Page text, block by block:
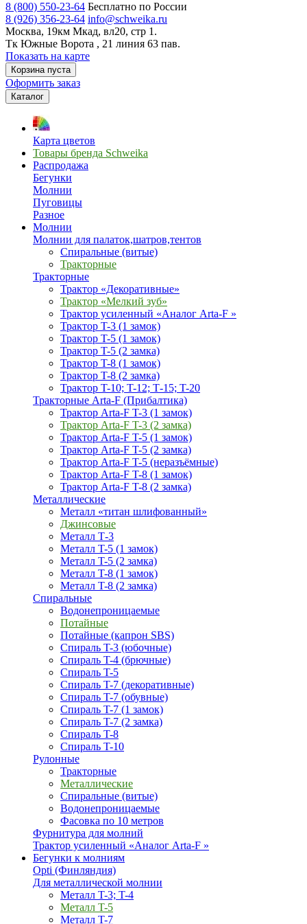
8 (800) 550-23-64 Бесплатно по России
8 (926) 356-23-64 info@schweika.ru
Москва, 19км Мкад, вл20, стр 1.
Тк Южные Ворота , 21 линия 63 пав.
Показать на карте
Корзина пуста
Оформить заказ
Каталог
Карта цветов
Товары бренда Schweika
Распродажа
Бегунки
Молнии
Пуговицы
Разное
Молнии
Молнии для палаток,шатров,тентов
Спиральные (витые)
Тракторные
Тракторные
Трактор «Декоративные»
Трактор «Мелкий зуб»
Трактор усиленный «Аналог Arta-F »
Трактор T-3 (1 замок)
Трактор T-5 (1 замок)
Трактор T-5 (2 замка)
Трактор T-8 (1 замок)
Трактор T-8 (2 замка)
Трактор T-10; T-12; Т-15; T-20
Тракторные Arta-F (Прибалтика)
Трактор Arta-F T-3 (1 замок)
Трактор Arta-F T-3 (2 замка)
Трактор Arta-F T-5 (1 замок)
Трактор Arta-F T-5 (2 замка)
Трактор Arta-F T-5 (неразъёмные)
Трактор Arta-F T-8 (1 замок)
Трактор Arta-F T-8 (2 замка)
Металлические
Металл «титан шлифованный»
Джинсовые
Металл Т-3
Металл T-5 (1 замок)
Металл T-5 (2 замка)
Металл T-8 (1 замок)
Металл T-8 (2 замка)
Спиральные
Водонепроницаемые
Потайные
Потайные (капрон SBS)
Спираль T-3 (юбочные)
Спираль T-4 (брючные)
Спираль T-5
Спираль T-7 (декоративные)
Спираль T-7 (обувные)
Спираль T-7 (1 замок)
Спираль T-7 (2 замка)
Спираль T-8
Спираль T-10
Рулонные
Тракторные
Металлические
Спиральные (витые)
Водонепроницаемые
Фасовка по 10 метров
Фурнитура для молний
Трактор усиленный «Аналог Arta-F »
Бегунки к молниям
Opti (Финляндия)
Для металлической молнии
Металл T-3; T-4
Металл T-5
Металл T-7